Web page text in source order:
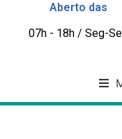
Aberto das
07h - 18h / Seg-